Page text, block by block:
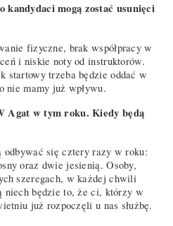
kandydaci mogą zostać usunięci
fizyczne, brak współpracy w
i niskie noty od instruktorów.
startowy trzeba będzie oddać w
nie mamy już wpływu.
Agat w tym roku. Kiedy będą
odbywać się cztery razy w roku:
oraz dwie jesienią. Osoby,
szeregach, w każdej chwili
niech będzie to, że ci, którzy w
już rozpoczęli u nas służbę.